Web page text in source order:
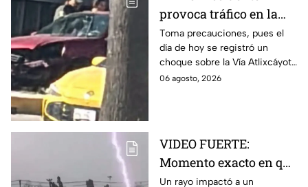
provoca tráfico en la
Vía Atlixcáyotl hoy
jueves; así se ve la zona
Toma precauciones, pues el
día de hoy se registró un
choque sobre la Vía Atlixcáyotl,
en la ciudad de Puebla, por lo
06 agosto, 2026
VIDEO FUERTE:
Momento exacto en que
rayo mata a futbolista
Un rayo impactó a un